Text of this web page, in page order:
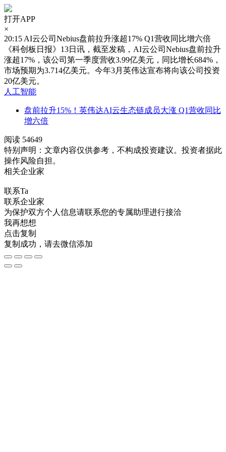
打开APP
×
20:15 AI云公司Nebius盘前拉升涨超17% Q1营收同比增六倍
《科创板日报》13日讯，截至发稿，AI云公司Nebius盘前拉升
涨超17%，该公司第一季度营收3.99亿美元，同比增长684%，
市场预期为3.714亿美元。今年3月英伟达宣布将向该公司投资
20亿美元。
人工智能
盘前拉升15%！英伟达AI云生态链成员大涨 Q1营收同比
增六倍
阅读 54649
特别声明：文章内容仅供参考，不构成投资建议。投资者据此
操作风险自担。
相关企业家
联系Ta
联系企业家
为保护双方个人信息请联系您的专属助理进行接洽
我再想想
点击复制
复制成功，请去微信添加